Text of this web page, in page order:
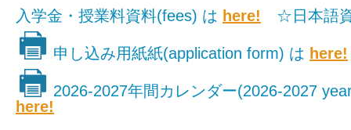
入学金・授業料資料(fees) は here! ☆日本語
申し込み用紙紙(application form) は here!
2026-2027年間カレンダー(2026-2027
here!